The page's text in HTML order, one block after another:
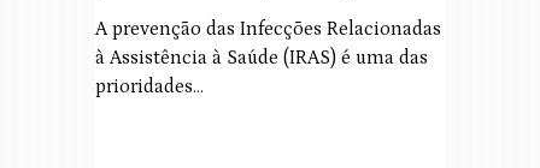
A prevenção das Infecções Relacionadas
à Assistência à Saúde (IRAS) é uma das
prioridades…